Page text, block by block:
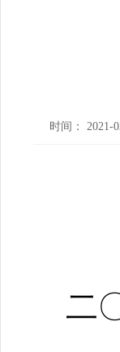
时间： 2021-
二